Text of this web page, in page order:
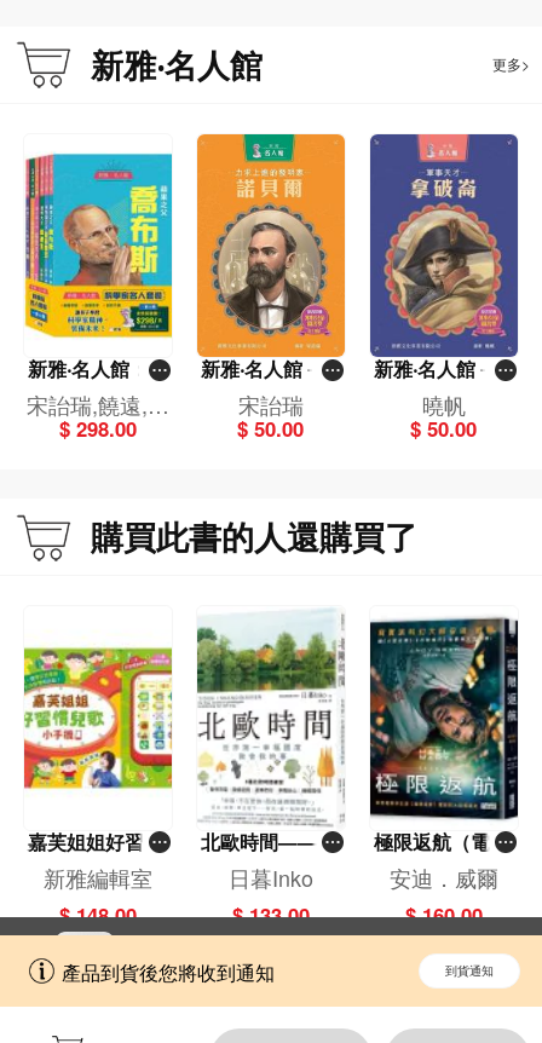
產品到貨後您將收到通知 到貨通知
新雅‧名人館 更多>
新雅‧名人館：科
學家名人套裝
（一套6冊）
宋詒瑞,饒遠,馬
翠蘿
$ 298.00
新雅‧名人館－力
求上進的發明
家・諾貝爾
宋詒瑞
$ 50.00
新雅‧名人館－軍
事天才・拿破崙
曉帆
$ 50.00
購買此書的人還購買了
嘉芙姐姐好習慣
兒歌小手機
新雅編輯室
$ 148.00
北歐時間——世
界第一幸福國度
教會我的事
日暮Inko
$ 133.00
極限返航（電影
書衣典藏版）
（獨家收錄作者
訪談）
安迪．威爾
$ 160.00
擁抱更全面的購物和文化體驗。
開啟